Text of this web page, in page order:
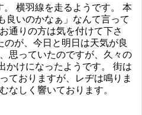
横羽線を走るようです。 本
良いのかなぁ」なんて言って
通りの方は気を付けて下さ
が、今日と明日は天気が良
思っていたのですが、久々の
かけになったようです。 街は
ておりますが、レヂは鳴りま
なしく響いております。